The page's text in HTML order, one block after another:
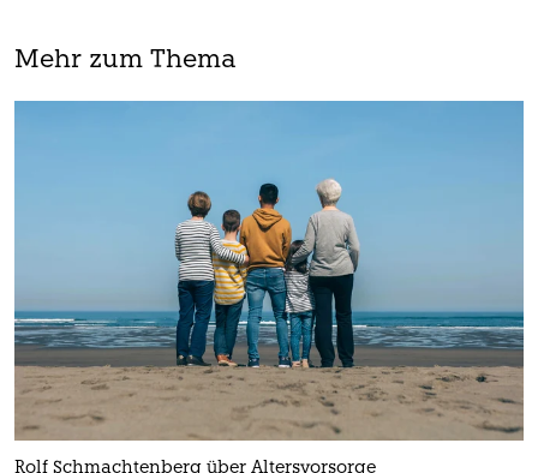
Mehr zum Thema
Rolf Schmachtenberg über Altersvorsorge